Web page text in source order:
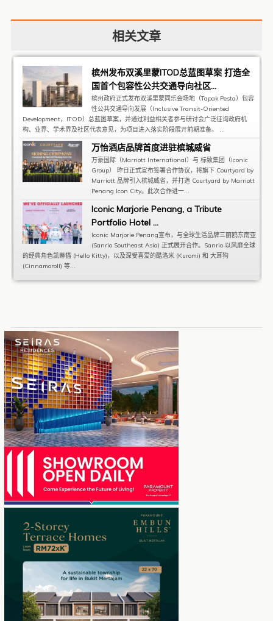
相关文章
槟州发布双溪里蒙ITOD总蓝图草案 打造全
国首个包容性公共交通导向社区...
槟州政府正式发布双溪里蒙同乐会场地（Tapak Pesta）包容
性公共交通导向发展（Inclusive Transit-Oriented
Development，ITOD）总蓝图草案，并通过利益相关者参与研讨会广泛征询政府机
构、业界、学术界及社区代表意见，为项目进入落实阶段展开前期准备。 ...
万怡酒店品牌首度进驻槟城威省
万豪国际（Marriott International）与 标致集团（Iconic
Group） 昨日正式宣布签署合作协议，将旗下 Courtyard by
Marriott 品牌引入槟城威省，并打造 Courtyard by Marriott
Penang Icon City。此次合作进一...
Iconic Marjorie Penang, a Tribute
Portfolio Hotel ...
Iconic Marjorie Penang宣布，与全球生活品牌三丽鸥东南亚
(Sanrio Southeast Asia) 正式展开合作。Sanrio 以风靡全球
的经典角色凯蒂猫 (Hello Kitty)，以及深受喜爱的酷洛米 (Kuromi) 和 大耳狗
(Cinnamoroll) 等...